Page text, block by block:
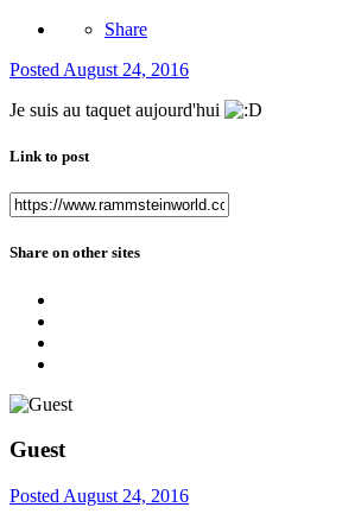
Share
Posted August 24, 2016
Je suis au taquet aujourd'hui
Link to post
Share on other sites
Guest
Posted August 24, 2016